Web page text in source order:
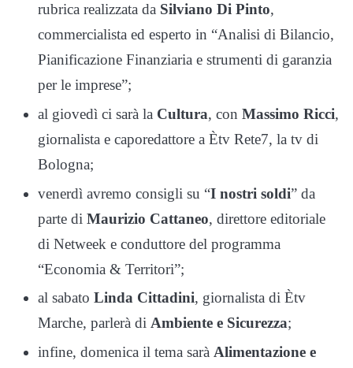
rubrica realizzata da Silviano Di Pinto,
commercialista ed esperto in “Analisi di Bilancio,
Pianificazione Finanziaria e strumenti di garanzia
per le imprese”;
al giovedì ci sarà la Cultura, con Massimo Ricci,
giornalista e caporedattore a Ètv Rete7, la tv di
Bologna;
venerdì avremo consigli su “I nostri soldi” da
parte di Maurizio Cattaneo, direttore editoriale
di Netweek e conduttore del programma
“Economia & Territori”;
al sabato Linda Cittadini, giornalista di Ètv
Marche, parlerà di Ambiente e Sicurezza;
infine, domenica il tema sarà Alimentazione e